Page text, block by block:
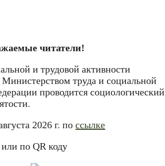
читатели!
и трудовой активности
труда и социальной
проводится социологический
2026 г. поссылке
или по QR коду